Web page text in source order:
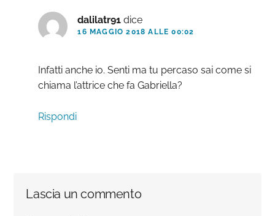
dalilatr91 dice
16 MAGGIO 2018 ALLE 00:02
Infatti anche io. Senti ma tu percaso sai come si
chiama l’attrice che fa Gabriella?
Rispondi
Lascia un commento